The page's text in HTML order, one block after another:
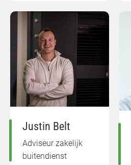
Justin Belt
Adviseur zakelijk
buitendienst